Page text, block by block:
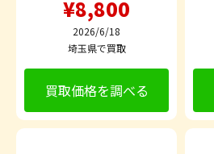
¥8,800
2026/6/18
埼玉県で買取
買取価格を調べる